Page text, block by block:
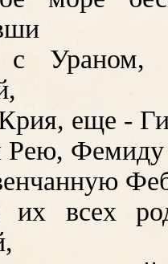
Ураном,
еще -
Фемиду
их всех